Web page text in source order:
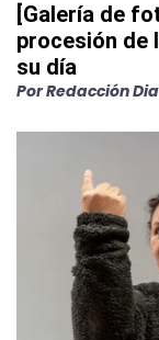
[Galería de
procesión de
su día
PorRedacción